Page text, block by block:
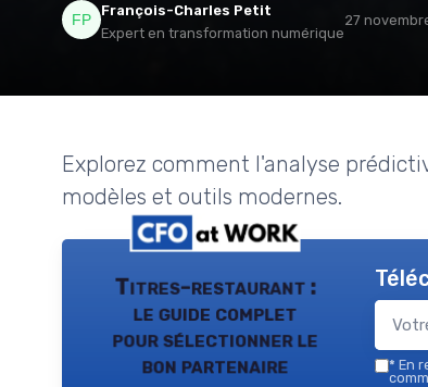
François-Charles Petit
Expert en transformation numérique
27
Explorez comment l'analyse
modèles et outils modernes.
Titres-restaurant :
le guide complet
pour sélectionner le
bon partenaire
* En